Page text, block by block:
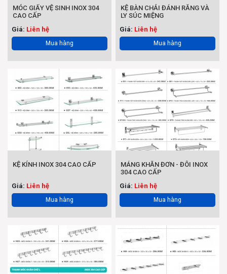
MÓC GIẤY VỆ SINH INOX 304
CAO CẤP
Giá: Liên hệ
Mua hàng
KỆ BÀN CHẢI ĐÁNH RĂNG VÀ
LY SÚC MIỆNG
Giá: Liên hệ
Mua hàng
KỆ KÍNH INOX 304 CAO CẤP
Giá: Liên hệ
Mua hàng
MÁNG KHĂN ĐƠN - ĐÔI INOX
304 CAO CẤP
Giá: Liên hệ
Mua hàng